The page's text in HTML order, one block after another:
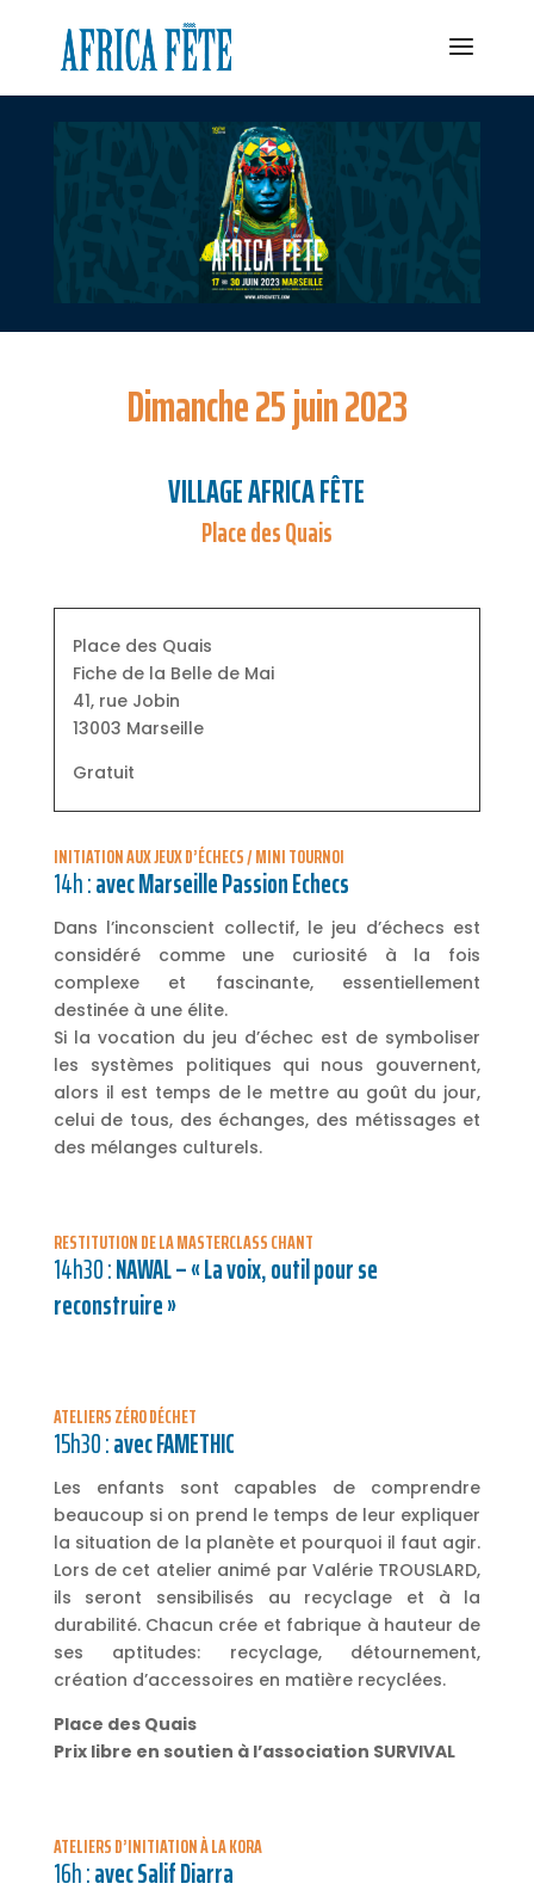
Dimanche 25 juin 2023
VILLAGE AFRICA FÊTE
Place des Quais
Place des Quais
Fiche de la Belle de Mai
41, rue Jobin
13003 Marseille
Gratuit
INITIATION AUX JEUX D’ÉCHECS / MINI TOURNOI
14h :avec Marseille Passion Echecs
Dans l’inconscient collectif, le jeu d’échecs est
considéré comme une curiosité à la fois
complexe et fascinante, essentiellement
destinée à une élite.
Si la vocation du jeu d’échec est de symboliser
les systèmes politiques qui nous gouvernent,
alors il est temps de le mettre au goût du jour,
celui de tous, des échanges, des métissages et
des mélanges culturels.
RESTITUTION DE LA MASTERCLASS CHANT
14h30 :NAWAL – « La voix, outil pour se
reconstruire »
ATELIERS ZÉRO DÉCHET
15h30 :avec FAMETHIC
Les enfants sont capables de comprendre
beaucoup si on prend le temps de leur expliquer
la situation de la planète et pourquoi il faut agir.
Lors de cet atelier animé par Valérie TROUSLARD,
ils seront sensibilisés au recyclage et à la
durabilité. Chacun crée et fabrique à hauteur de
ses aptitudes: recyclage, détournement,
création d’accessoires en matière recyclées.
Place des Quais
Prix libre en soutien à l’association SURVIVAL
ATELIERS D’INITIATION À LA KORA
16h :avec Salif Diarra